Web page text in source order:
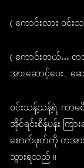
( ကောင်းလား ဝင်
( ကောင်းတယ်… တ
အားဆောင့်ပေး..
ဝင်းသန့်သန့်ရဲ့ ကာမ
အိုင်ရင်းစိန်ပန်း က
စောက်ဖုတ်ကို တအ
သွားရသည် ။